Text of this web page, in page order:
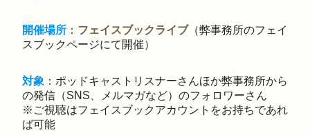
開催場所 ： フェイスブックライブ（弊事務所のフェイ
スブックページにて開催）
対象 ：ポッドキャストリスナーさんほか弊事務所から
の発信（SNS、メルマガなど）のフォロワーさん
※ご視聴はフェイスブックアカウントをお持ちであれ
ば可能